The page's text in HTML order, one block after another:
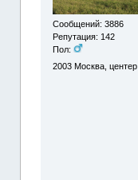
Сообщений: 3886
Репутация: 142
Пол:
2003 Москва, центер